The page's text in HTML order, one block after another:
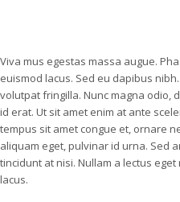
Viva mus egestas massa augue.
euismod lacus. Sed eu dapibus
volutpat fringilla. Nunc magna odio,
id erat. Ut sit amet enim at ante
tempus sit amet congue et, ornare
aliquam eget, pulvinar id urna. Sed
tincidunt at nisi. Nullam a lectus
lacus.